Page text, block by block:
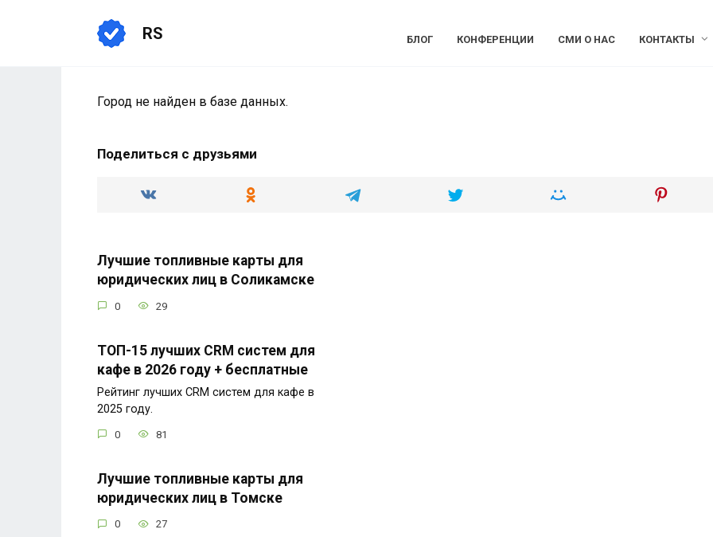
RS БЛОГ КОНФЕРЕНЦИИ СМИ О НАС КОНТАКТЫ
Город не найден в базе данных.
Поделиться с друзьями
Лучшие топливные карты для
юридических лиц в Соликамске
0 29
ТОП-15 лучших CRM систем для
кафе в 2026 году + бесплатные
Рейтинг лучших CRM систем для кафе в
2025 году.
0 81
Лучшие топливные карты для
юридических лиц в Томске
0 27